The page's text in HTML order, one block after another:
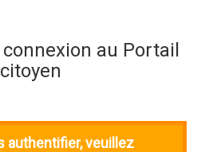
au Portail
citoyen
authentifier, veuillez